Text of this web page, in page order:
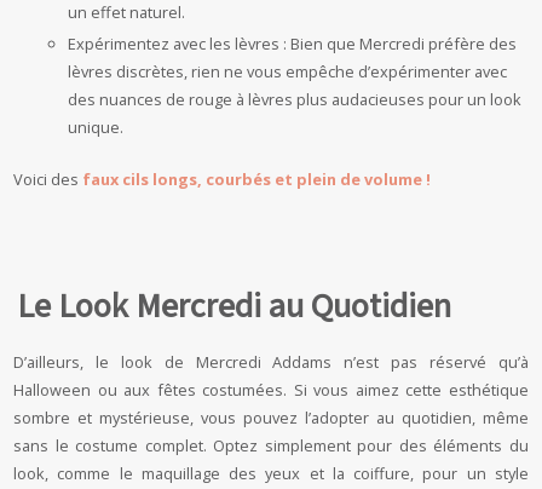
un effet naturel.
Expérimentez avec les lèvres : Bien que Mercredi préfère des
lèvres discrètes, rien ne vous empêche d’expérimenter avec
des nuances de rouge à lèvres plus audacieuses pour un look
unique.
Voici des faux cils longs, courbés et plein de volume !
Le Look Mercredi au Quotidien
D’ailleurs, le look de Mercredi Addams n’est pas réservé qu’à
Halloween ou aux fêtes costumées. Si vous aimez cette esthétique
sombre et mystérieuse, vous pouvez l’adopter au quotidien, même
sans le costume complet. Optez simplement pour des éléments du
look, comme le maquillage des yeux et la coiffure, pour un style